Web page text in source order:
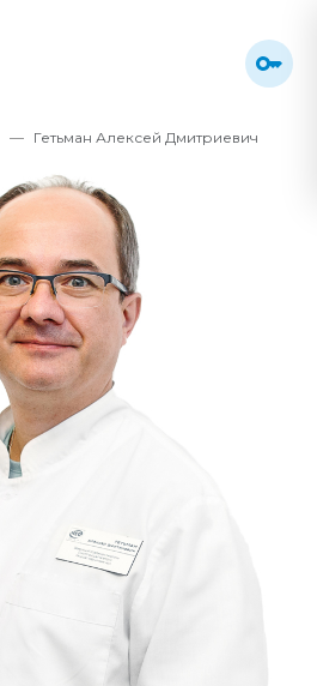
Гетьман Алексей Дмитриевич